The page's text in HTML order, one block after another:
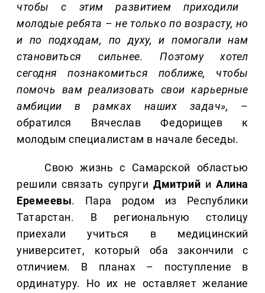
чтобы с этим развитием приходили
молодые ребята – не только по возрасту, но
и по подходам, по духу, и помогали нам
становиться сильнее. Поэтому хотел
сегодня познакомиться поближе, чтобы
помочь вам реализовать свои карьерные
амбиции в рамках наших задач»,
–
обратился Вячеслав Федорищев к
молодым специалистам в начале беседы.
Свою жизнь с Самарской областью
решили связать супругиДмитрий иАлина
Еремеевы. Пара родом из Республики
Татарстан. В региональную столицу
приехали учиться в медицинский
университет, который оба закончили с
отличием. В планах – поступление в
ординатуру. Но их не оставляет желание